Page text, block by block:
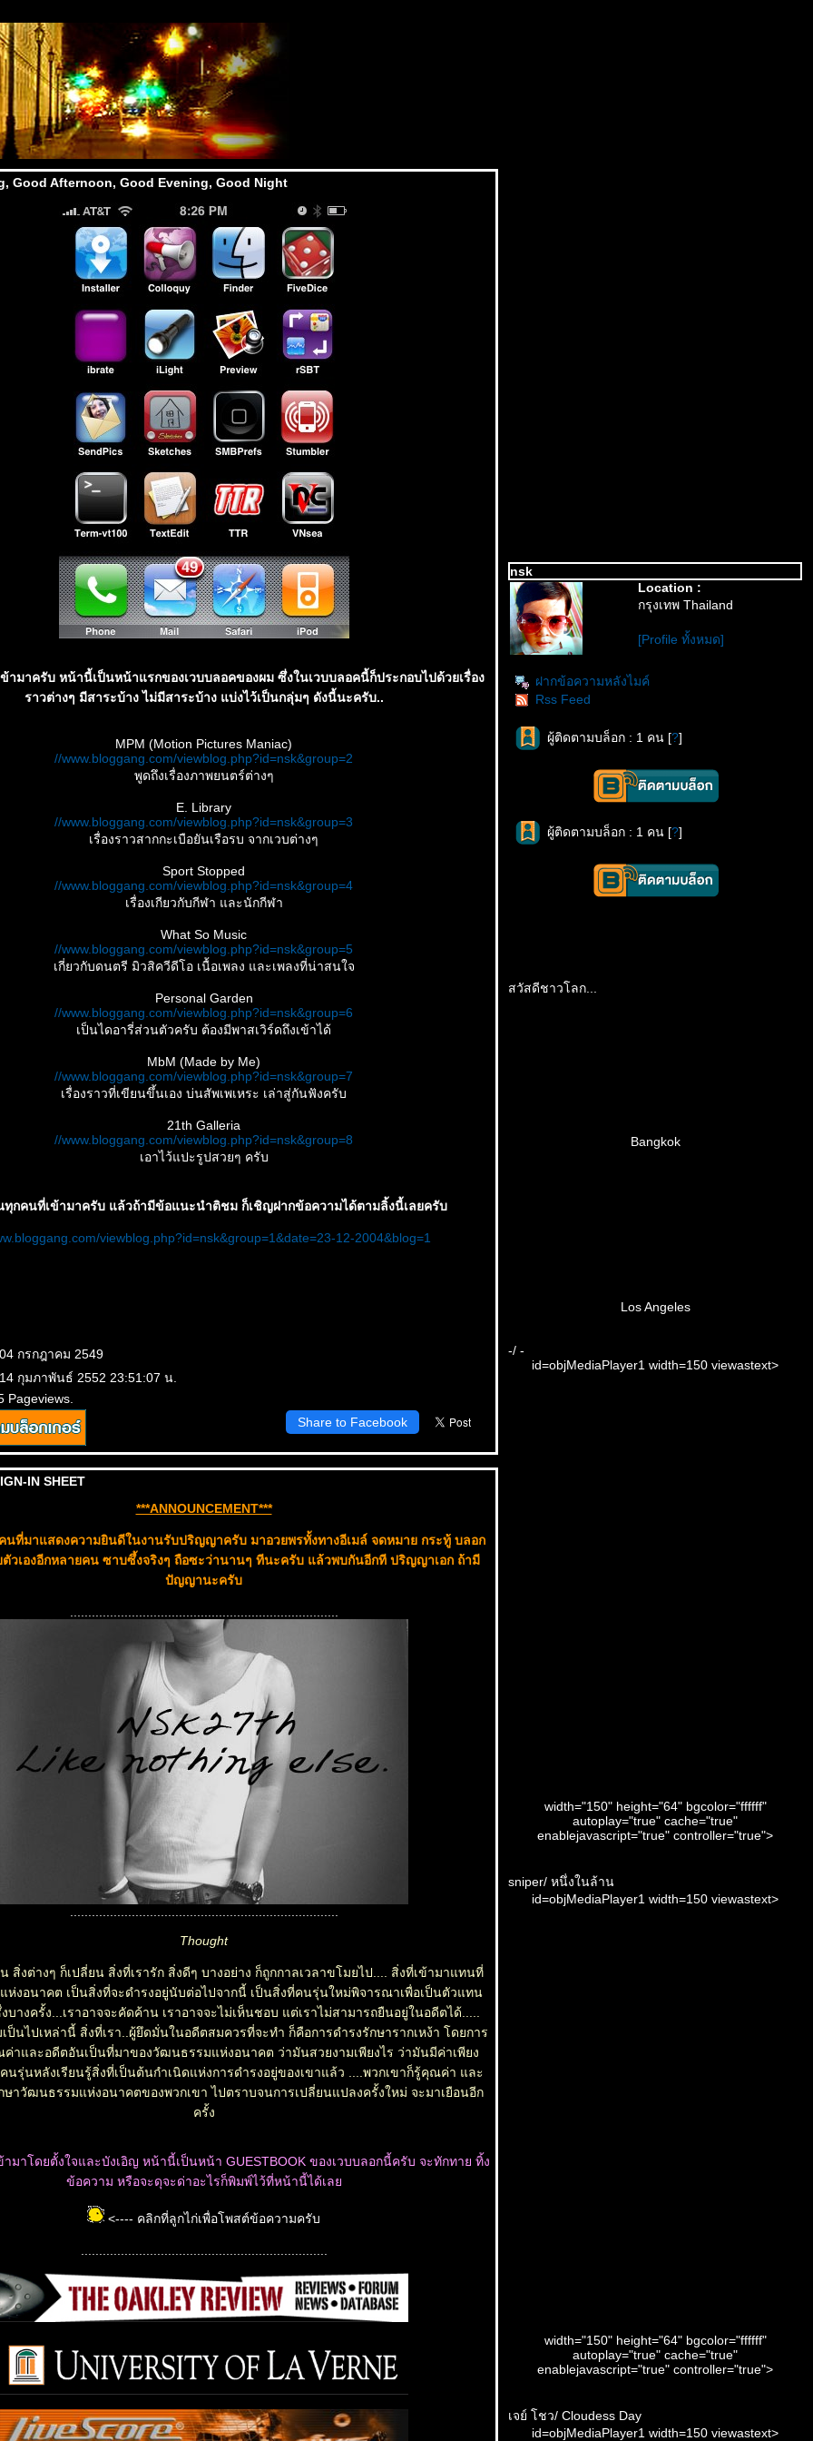
Good Afternoon, Good Evening, Good Night
ามาครับ หน้านี้เป็นหน้าแรกของเวบบลอคของผม ซึ่งในเวบบลอคนี้ก็ประกอบไปด้วยเรื่อง
ราวต่างๆ มีสาระบ้าง ไม่มีสาระบ้าง แบ่งไว้เป็นกลุ่มๆ ดังนี้นะครับ..
MPM (Motion Pictures Maniac)
//www.bloggang.com/viewblog.php?id=nsk&group=2
พูดถึงเรื่องภาพยนตร์ต่างๆ
E. Library
//www.bloggang.com/viewblog.php?id=nsk&group=3
เรื่องราวสากกะเบือยันเรือรบ จากเวบต่างๆ
Sport Stopped
//www.bloggang.com/viewblog.php?id=nsk&group=4
เรื่องเกียวกับกีฬา และนักกีฬา
What So Music
//www.bloggang.com/viewblog.php?id=nsk&group=5
เกี่ยวกับดนตรี มิวสิควีดีโอ เนื้อเพลง และเพลงที่น่าสนใจ
Personal Garden
//www.bloggang.com/viewblog.php?id=nsk&group=6
เป็นไดอารี่ส่วนตัวครับ ต้องมีพาสเวิร์ดถึงเข้าได้
MbM (Made by Me)
//www.bloggang.com/viewblog.php?id=nsk&group=7
เรื่องราวที่เขียนขึ้นเอง บ่นสัพเพเหระ เล่าสู่กันฟังครับ
21th Galleria
//www.bloggang.com/viewblog.php?id=nsk&group=8
เอาไว้แปะรูปสวยๆ ครับ
กคนที่เข้ามาครับ แล้วถ้ามีข้อแนะนำติชม ก็เชิญฝากข้อความได้ตามลิ้งนี้เลยครับ
viewblog.php?id=nsk&group=1&date=23-12-2004&blog=1
กรกฎาคม 2549
กุมภาพันธ์ 2552 23:51:07 น.
Pageviews.
Share to Facebook
IN SHEET
***ANNOUNCEMENT***
ที่มาแสดงความยินดีในงานรับปริญญาครับ มาอวยพรทั้งทางอีเมล์ จดหมาย กระทู้ บลอก
วเองอีกหลายคน ซาบซึ้งจริงๆ ถือซะว่านานๆ ทีนะครับ แล้วพบกันอีกที ปริญญาเอก ถ้ามี
ปัญญานะครับ
Thought
น สิ่งต่างๆ ก็เปลี่ยน สิ่งที่เรารัก สิ่งดีๆ บางอย่าง ก็ถูกกาลเวลาขโมยไป.... สิ่งที่เข้ามาแทนที่
งอนาคต เป็นสิ่งที่จะดำรงอยู่นับต่อไปจากนี้ เป็นสิ่งที่คนรุ่นใหม่พิจารณาเพื่อเป็นตัวแทน
บางครั้ง...เราอาจจะคัดค้าน เราอาจจะไม่เห็นชอบ แต่เราไม่สามารถยืนอยู่ในอดีตได้.....
ป็นไปเหล่านี้ สิ่งที่เรา..ผู้ยึดมั่นในอดีตสมควรที่จะทำ ก็คือการดำรงรักษารากเหง้า โดยการ
ค่าและอดีตอันเป็นที่มาของวัฒนธรรมแห่งอนาคต ว่ามันสวยงามเพียงไร ว่ามันมีค่าเพียง
นรุ่นหลังเรียนรู้สิ่งที่เป็นต้นกำเนิดแห่งการดำรงอยู่ของเขาแล้ว ....พวกเขาก็รู้คุณค่า และ
ษาวัฒนธรรมแห่งอนาคตของพวกเขา ไปตราบจนการเปลี่ยนแปลงครั้งใหม่ จะมาเยือนอีก
ครั้ง
มาโดยตั้งใจและบังเอิญ หน้านี้เป็นหน้า GUESTBOOK ของเวบบลอกนี้ครับ จะทักทาย ทิ้ง
ข้อความ หรือจะดุจะด่าอะไรก็พิมพ์ไว้ที่หน้านี้ได้เล
<---- คลิกที่ลูกไก่เพื่อโพสต์ข้อความครับ
nsk
Location :
กรุงเทพ Thailand
[Profile ทั้งหมด]
ฝากข้อความหลังไมค์
Rss Feed
ผู้ติดตามบล็อก : 1 คน [?]
ผู้ติดตามบล็อก : 1 คน [?]
สวัสดีชาวโลก...
Bangkok
Los Angeles
-/ -
id=objMediaPlayer1 width=150 viewastext>
width="150" height="64" bgcolor="ffffff"
autoplay="true" cache="true"
enablejavascript="true" controller="true">
sniper/ หนึ่งในล้าน
id=objMediaPlayer1 width=150 viewastext>
width="150" height="64" bgcolor="ffffff"
autoplay="true" cache="true"
enablejavascript="true" controller="true">
เจย์ โชว/ Cloudess Day
id=objMediaPlayer1 width=150 viewastext>